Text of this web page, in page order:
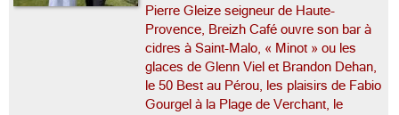
Pierre Gleize seigneur de Haute-
Provence, Breizh Café ouvre son bar à
cidres à Saint-Malo, « Minot » ou les
glaces de Glenn Viel et Brandon Dehan,
le 50 Best au Pérou, les plaisirs de Fabio
Gourgel à la Plage de Verchant, le